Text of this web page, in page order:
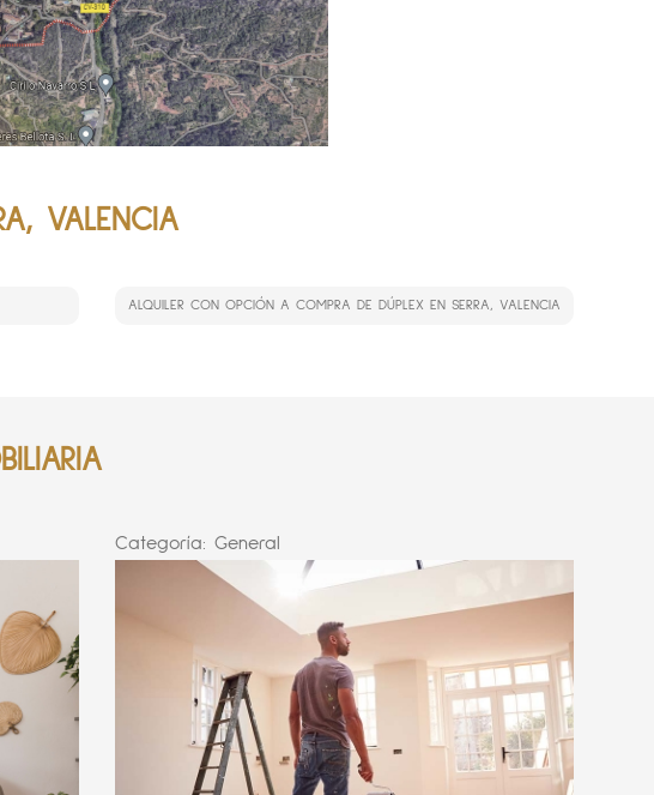
VALENCIA
ALQUILER CON OPCIÓN A COMPRA DE DÚPLEX EN SERRA, VALENCIA
Categoría: General